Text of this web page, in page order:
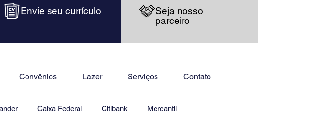
Envie seu currículo
Seja nosso
parceiro
Convênios Lazer Serviços Contato
Caixa Federal Citibank Mercantil